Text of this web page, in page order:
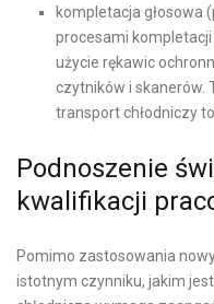
kompletacja głosowa
procesami
użycie rękawic
czytników i skanerów.
transport chłodniczy
Podnoszenie
kwalifikacji
Pomimo zastosowania
istotnym czynniku, jakim